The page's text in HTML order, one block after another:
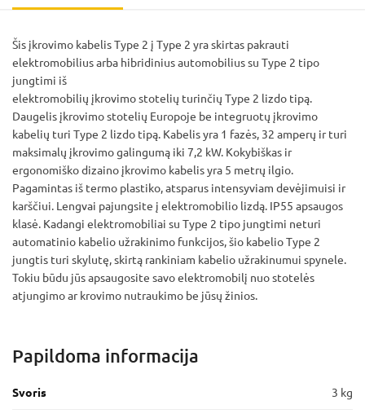
Šis įkrovimo kabelis Type 2 į Type 2 yra skirtas pakrauti
elektromobilius arba hibridinius automobilius su Type 2 tipo
jungtimi iš
elektromobilių įkrovimo stotelių turinčių Type 2 lizdo tipą.
Daugelis įkrovimo stotelių Europoje be integruotų įkrovimo
kabelių turi Type 2 lizdo tipą. Kabelis yra 1 fazės, 32 amperų ir turi
maksimalų įkrovimo galingumą iki 7,2 kW. Kokybiškas ir
ergonomiško dizaino įkrovimo kabelis yra 5 metrų ilgio.
Pagamintas iš termo plastiko, atsparus intensyviam devėjimuisi ir
karščiui. Lengvai pajungsite į elektromobilio lizdą. IP55 apsaugos
klasė. Kadangi elektromobiliai su Type 2 tipo jungtimi neturi
automatinio kabelio užrakinimo funkcijos, šio kabelio Type 2
jungtis turi skylutę, skirtą rankiniam kabelio užrakinumui spynele.
Tokiu būdu jūs apsaugosite savo elektromobilį nuo stotelės
atjungimo ar krovimo nutraukimo be jūsų žinios.
Papildoma informacija
Svoris 3 kg